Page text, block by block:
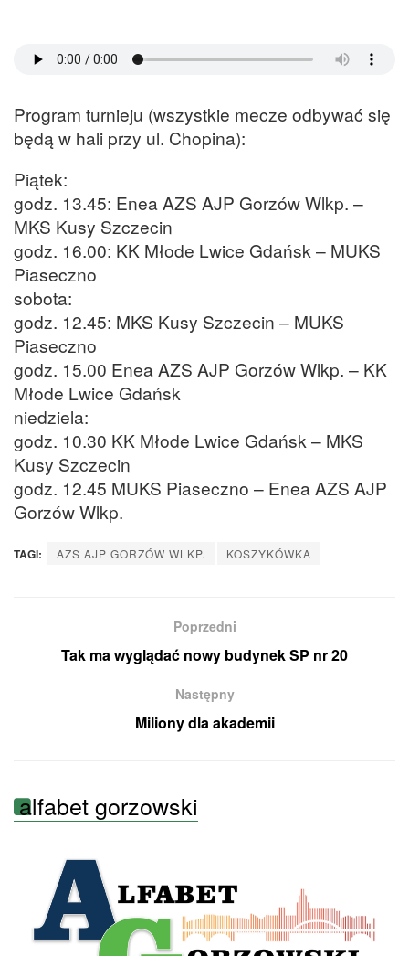
Program turnieju (wszystkie mecze odbywać się
będą w hali przy ul. Chopina):
Piątek:
godz. 13.45: Enea AZS AJP Gorzów Wlkp. –
MKS Kusy Szczecin
godz. 16.00: KK Młode Lwice Gdańsk – MUKS
Piaseczno
sobota:
godz. 12.45: MKS Kusy Szczecin – MUKS
Piaseczno
godz. 15.00 Enea AZS AJP Gorzów Wlkp. – KK
Młode Lwice Gdańsk
niedziela:
godz. 10.30 KK Młode Lwice Gdańsk – MKS
Kusy Szczecin
godz. 12.45 MUKS Piaseczno – Enea AZS AJP
Gorzów Wlkp.
TAGI: AZS AJP GORZÓW WLKP. KOSZYKÓWKA
Poprzedni
Tak ma wyglądać nowy budynek SP nr 20
Następny
Miliony dla akademii
alfabet gorzowski